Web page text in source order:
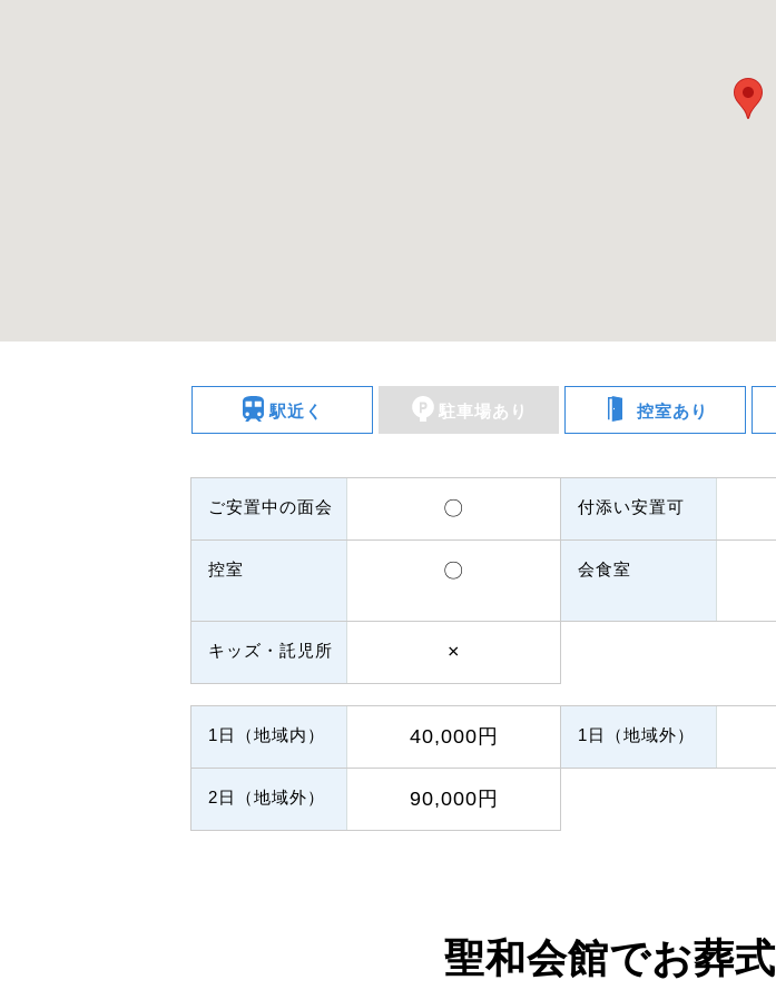
駅近く 駐車場あり 控室あり
ご安置中の面会 〇 付添い安置可
控室 〇 会食室
キッズ・託児所 ×
1日（地域内） 40,000円 1日（地域外）
2日（地域外） 90,000円
聖和会館でお葬